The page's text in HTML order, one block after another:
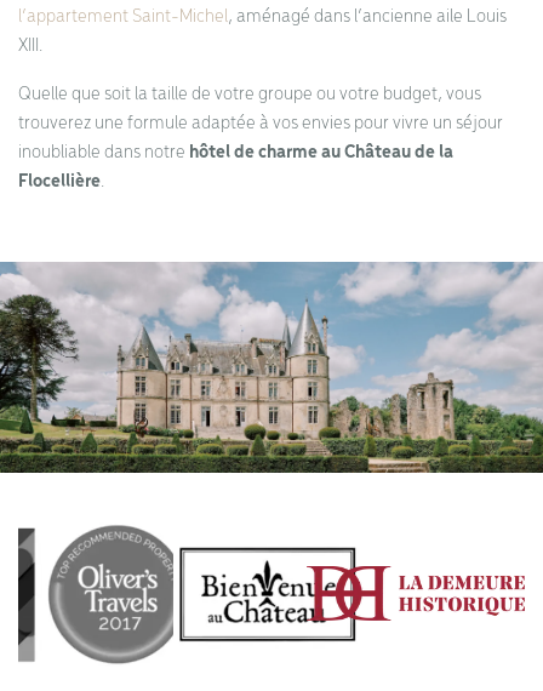
l’appartement Saint-Michel, aménagé dans l’ancienne aile Louis
XIII.
Quelle que soit la taille de votre groupe ou votre budget, vous
trouverez une formule adaptée à vos envies pour vivre un séjour
inoubliable dans notre hôtel de charme au Château de la
Flocellière.